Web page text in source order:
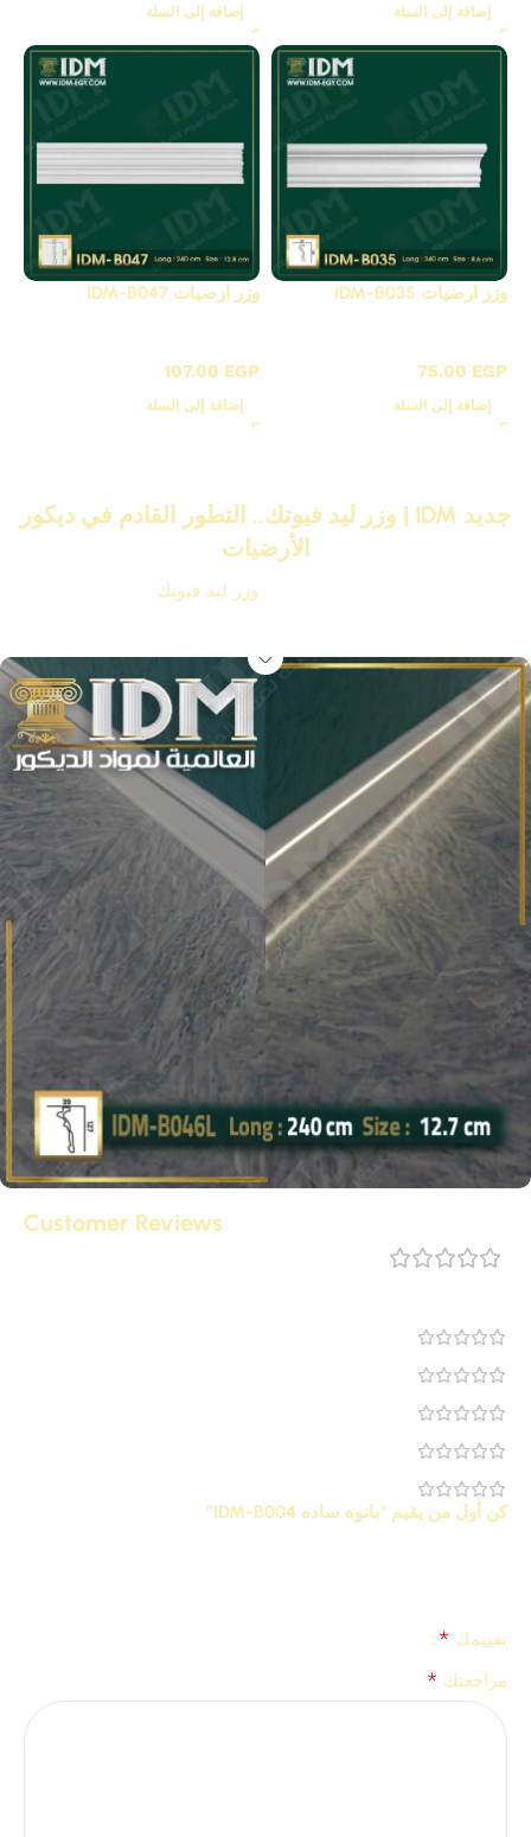
إضافة إلى السلة إضافة إلى السلة
وزر ارضيات IDM-B035
75.00 EGP
إضافة إلى السلة
وزر ارضيات IDM-B047
107.00 EGP
إضافة إلى السلة
جديد IDM | وزر ليد فيوتك.. التطور القادم في ديكور
الأرضيات
وزر ليد فيوتك
Customer Reviews
كن أول من يقيم “بانوه ساده IDM-B004”
تقييمك *
مراجعتك *